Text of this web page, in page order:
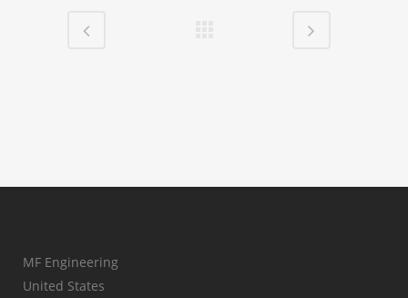
MF Engineering
United States